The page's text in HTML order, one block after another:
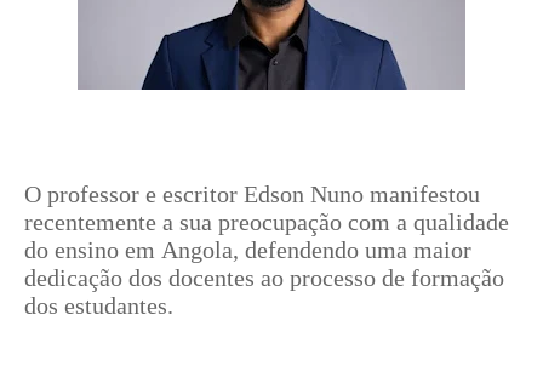
O professor e escritor Edson Nuno manifestou
recentemente a sua preocupação com a qualidade
do ensino em Angola, defendendo uma maior
dedicação dos docentes ao processo de formação
dos estudantes.